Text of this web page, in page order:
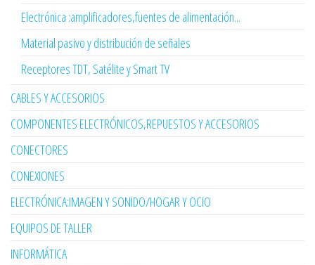
Electrónica :amplificadores,fuentes de alimentación...
Material pasivo y distribución de señales
Receptores TDT, Satélite y Smart TV
CABLES Y ACCESORIOS
COMPONENTES ELECTRÓNICOS,REPUESTOS Y ACCESORIOS
CONECTORES
CONEXIONES
ELECTRÓNICA:IMAGEN Y SONIDO/HOGAR Y OCIO
EQUIPOS DE TALLER
INFORMÁTICA